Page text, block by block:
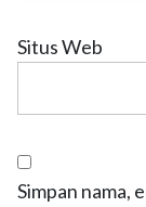
Situs Web
Simpan nama,